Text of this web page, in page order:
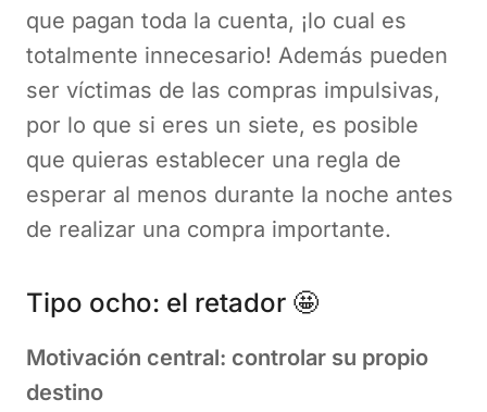
que pagan toda la cuenta, ¡lo cual es
totalmente innecesario! Además pueden
ser víctimas de las compras impulsivas,
por lo que si eres un siete, es posible
que quieras establecer una regla de
esperar al menos durante la noche antes
de realizar una compra importante.
Tipo ocho: el retador 🤩
Motivación central: controlar su propio
destino